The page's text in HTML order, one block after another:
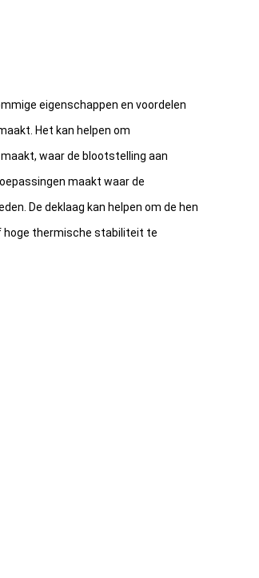
eigenschappen en voordelen
Het kan helpen om
waar de blootstelling aan
maakt waar de
De deklaag kan helpen om de hen
hoge thermische stabiliteit te